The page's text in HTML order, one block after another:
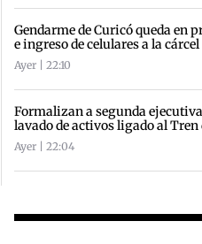
Gendarme de Curicó queda en
e ingreso de celulares a la cárcel
Ayer | 22:10
Formalizan a segunda
lavado de activos ligado al Tren
Ayer | 22:04